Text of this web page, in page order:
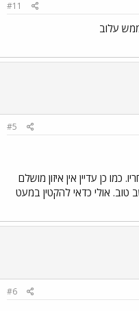
#11
עלוב
#5
כן עדיין אין איזון מושלם
טוב. אולי כדאי להקטין במעט
#6